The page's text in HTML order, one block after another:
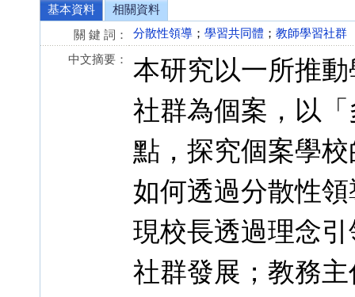
基本資料
相關資料
關 鍵 詞：
分散性領導 ； 學習共同體 ； 教師學習社群
中文摘要：
本研究以一所推
社群為個案，以「
點，探究個案學
如何透過分散性
現校長透過理念
社群發展；教務